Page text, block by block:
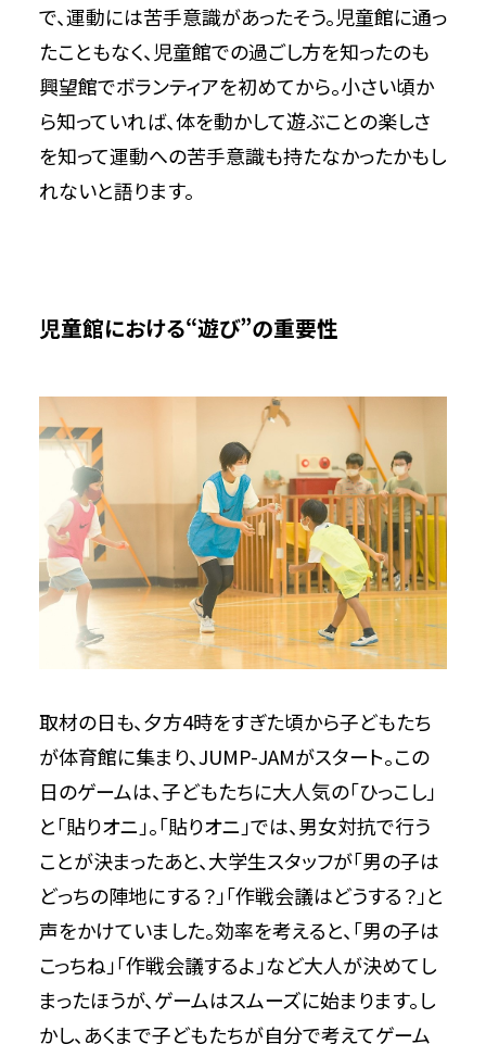
で、運動には苦手意識があったそう。児童館に通っ
たこともなく、児童館での過ごし方を知ったのも
興望館でボランティアを初めてから。小さい頃か
ら知っていれば、体を動かして遊ぶことの楽しさ
を知って運動への苦手意識も持たなかったかもし
れないと語ります。
児童館における“遊び”の重要性
取材の日も、夕方4時をすぎた頃から子どもたち
が体育館に集まり、JUMP-JAMがスタート。この
日のゲームは、子どもたちに大人気の「ひっこし」
と「貼りオニ」。「貼りオニ」では、男女対抗で行う
ことが決まったあと、大学生スタッフが「男の子は
どっちの陣地にする？」「作戦会議はどうする？」と
声をかけていました。効率を考えると、「男の子は
こっちね」「作戦会議するよ」など大人が決めてし
まったほうが、ゲームはスムーズに始まります。し
かし、あくまで子どもたちが自分で考えてゲーム